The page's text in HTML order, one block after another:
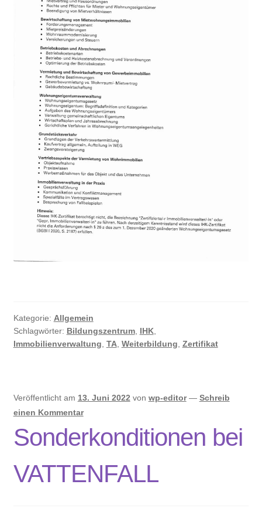
Kategorie: Allgemein
Schlagwörter: Bildungszentrum, IHK,
Immobilienverwaltung TA, Weiterbildung Zertifikat
Veröffentlicht am 13. Juni 2022 von wp-editor — Schreib
einen Kommentar
Sonderkonditionen bei
VATTENFALL